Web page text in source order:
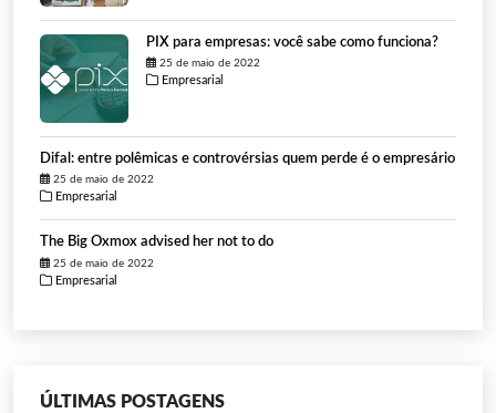
PIX para empresas: você sabe como funciona?
25 de maio de 2022
Empresarial
Difal: entre polêmicas e controvérsias quem perde é o empresário
25 de maio de 2022
Empresarial
The Big Oxmox advised her not to do
25 de maio de 2022
Empresarial
ÚLTIMAS POSTAGENS